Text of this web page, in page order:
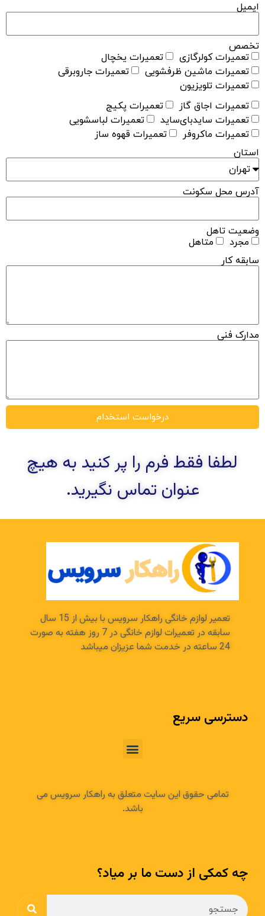
ایمیل
تخصص
تعمیرات کولرگازی
تعمیرات یخچال
تعمیرات ماشین ظرفشویی
تعمیرات جاروبرقی
تعمیرات تلویزیون
تعمیرات اجاق گاز
تعمیرات پکیج
تعمیرات سایدبای‌ساید
تعمیرات لباسشویی
تعمیرات ماکروفر
تعمیرات قهوه ساز
استان
آدرس محل سکونت
وضعیت تاهل
مجرد
متاهل
سابقه کار
مدارک فنی
درخواست استخدام
لطفا فقط فرم را پر کنید به هیچ
عنوان تماس نگیرید.
تعمیر لوازم خانگی راهکار سرویس با بیش از 15 سال
سابقه در تعمیرات لوازم خانگی در 7 روز هفته به صورت
24 ساعته در خدمت شما عزیزان میباشد
دسترسی سریع
تمامی حقوق این سایت متعلق به راهکار سرویس می
باشد.
چه کمکی از دست ما بر میاد؟